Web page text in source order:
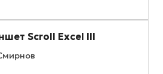
Scroll Excel III